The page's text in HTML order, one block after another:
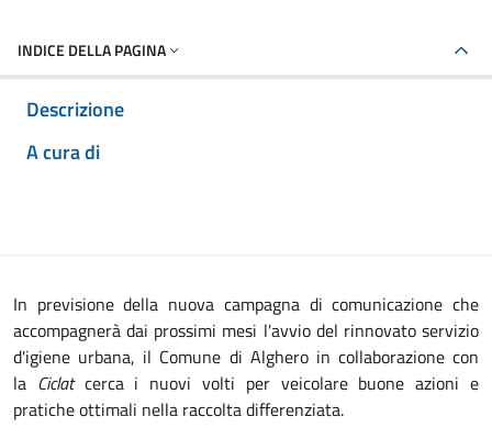
INDICE DELLA PAGINA
Descrizione
A cura di
In previsione della nuova campagna di comunicazione che
accompagnerà dai prossimi mesi l'avvio del rinnovato servizio
d'igiene urbana, il Comune di Alghero in collaborazione con
la Ciclat cerca i nuovi volti per veicolare buone azioni e
pratiche ottimali nella raccolta differenziata.